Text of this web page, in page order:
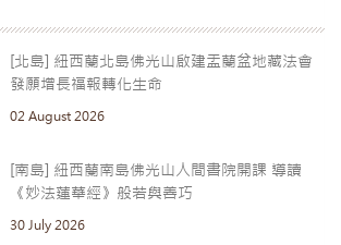
[北島] 紐西蘭北島佛光山啟建盂蘭盆地藏法會
發願增長福報轉化生命
02 August 2026
[南島] 紐西蘭南島佛光山人間書院開課 導讀
《妙法蓮華經》般若與善巧
30 July 2026